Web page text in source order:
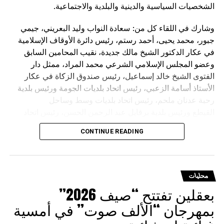
الشخصيات السياسية والدينية والبلدية والاجتماعية.
وشارك في اللقاء كل من: سعادة النواب وليد البعريني، جيمي
جبور، محمد يحيى، أحمد رستم، رئيس دائرة الأوقاف الإسلامية
في عكار الدكتور الشيخ مالك جديدة، نقيب المحامين السابق
وعضو المجلس الإسلامي الشرعي محمد المراد، ممثل دار
الفتوى الشيخ خالد إسماعيل، رئيس صندوق الزكاة في عكار
الأستاذ أسامة الزعبي، رئيس اتحاد بلديات الجومة ورئيس بلدية
رحبة عدنان ملحم، رئيس اتحاد بلديات وسط وساحل
بلديات نهر الاسطوان ورئيس بلدية الكويخات عمر الحايك، رئيسة
بلدية تكريت الدكتورة هلا العبدالله،رئيس بلدية القليعات الدكتور
طليس، العميد خالد الحسيني وعقيلته ، الدكتور وسام
منصور، الاستاذ أحمد الهضام عضو اللقاء الروحي
العكاري، والمهندس محمد بشار العبدالله وعقيلته، مدير مهنية
تكريت الرسمية المهندس زياد الصانع وعقيلته، الأستاذ فواز
زكريا وعقيلته، رئيس مركز الدفاع المدني طلال أيوب و الدكتور
CONTINUE READING
محليات
بعقلين تفتتح “صيف 2026”
بمهرجان “الألف صوت” في أمسية